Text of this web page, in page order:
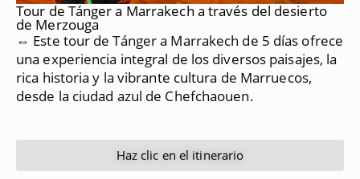
Tour de Tánger a Marrakech a través del desierto
de Merzouga
⇔ Este tour de Tánger a Marrakech de 5 días ofrece
una experiencia integral de los diversos paisajes, la
rica historia y la vibrante cultura de Marruecos,
desde la ciudad azul de Chefchaouen.
Haz clic en el itinerario